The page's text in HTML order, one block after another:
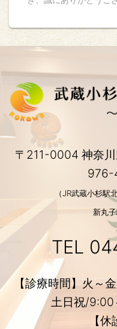
〒211-0004 神奈
976-
（JR武蔵小杉駅
新丸
TEL
【診療時間】火～
土日祝/
【